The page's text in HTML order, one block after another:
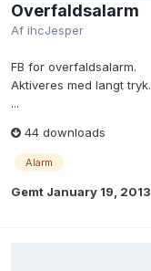
Overfaldsalarm
Af ihcJesper
FB for overfaldsalarm.
Aktiveres med langt tryk.
...
44 downloads
Alarm
Gemt January 19, 2013